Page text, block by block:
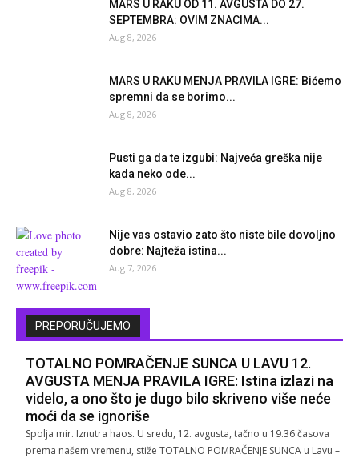
MARS U RAKU OD 11. AVGUSTA DO 27.
SEPTEMBRA: OVIM ZNACIMA...
Aug 8, 2026
MARS U RAKU MENJA PRAVILA IGRE: Bićemo
spremni da se borimo...
Aug 8, 2026
Pusti ga da te izgubi: Najveća greška nije
kada neko ode...
Aug 8, 2026
Nije vas ostavio zato što niste bile dovoljno
dobre: Najteža istina...
Aug 7, 2026
PREPORUČUJEMO
TOTALNO POMRAČENJE SUNCA U LAVU 12.
AVGUSTA MENJA PRAVILA IGRE: Istina izlazi na
videlo, a ono što je dugo bilo skriveno više neće
moći da se ignoriše
Spolja mir. Iznutra haos. U sredu, 12. avgusta, tačno u 19.36 časova
prema našem vremenu, stiže TOTALNO POMRAČENJE SUNCA u Lavu –